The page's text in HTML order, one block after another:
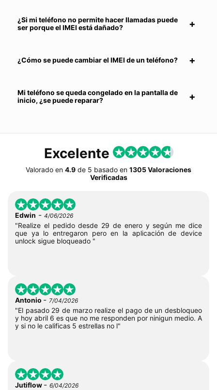
¿Si mi teléfono no permite hacer llamadas puede
ser porque el IMEI está dañado?
¿Cómo se puede cambiar el IMEI de un teléfono?
Mi teléfono se queda congelado en la pantalla de
inicio, ¿se puede reparar?
Excelente
Valorado en 4.9 de 5 basado en 1305 Valoraciones
Verificadas
Edwin - 4/06/2026
"Realize el pedido desde 29 de enero y según me dice
que ya lo entregaron pero en la aplicación de device
unlock sigue bloqueado "
Antonio - 7/04/2026
"El pasado 29 de marzo realize el pago de un desbloqueo
y hoy abril 6 es que no me responden por ninigun medio. A
y si no le calificas 5 estrellas no l"
Jutiflow - 6/04/2026